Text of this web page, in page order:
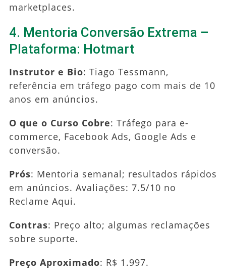
marketplaces.
4. Mentoria Conversão Extrema –
Plataforma: Hotmart
Instrutor e Bio: Tiago Tessmann,
referência em tráfego pago com mais de 10
anos em anúncios.
O que o Curso Cobre: Tráfego para e-
commerce, Facebook Ads, Google Ads e
conversão.
Prós: Mentoria semanal; resultados rápidos
em anúncios. Avaliações: 7.5/10 no
Reclame Aqui.
Contras: Preço alto; algumas reclamações
sobre suporte.
Preço Aproximado: R$ 1.997.